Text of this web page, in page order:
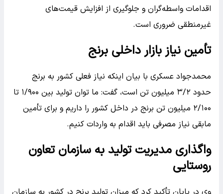
اقدامات واسطه‌گران و جلوگیری از افزایش قیمت‌های
غیرمنطقی ضروری است.
تأمین نیاز بازار داخلی برنج
محمدجواد عسکری با بیان اینکه نیاز فعلی کشور به برنج
حدود ۳/۲ میلیون تن است، گفت: ما توان تولید بین ۱/۹۰۰ تا
۲/۱۰۰ میلیون تن برنج در داخل کشور را داریم و برای تأمین
مابقی نیاز مصرفی باید اقدام به واردات کنیم.
واگذاری مدیریت تولید به سازمان تعاون
روستایی